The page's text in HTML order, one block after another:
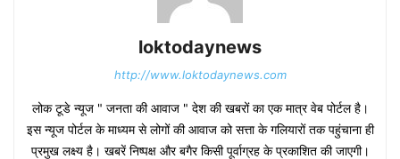
loktodaynews
http://www.loktodaynews.com
लोक टूडे न्यूज " जनता की आवाज " देश की खबरों का एक मात्र वेब पोर्टल है।
इस न्यूज पोर्टल के माध्यम से लोगों की आवाज को सत्ता के गलियारों तक पहुंचाना ही
प्रमुख लक्ष्य है। खबरें निष्पक्ष और बगैर किसी पूर्वाग्रह के प्रकाशित की जाएगी।